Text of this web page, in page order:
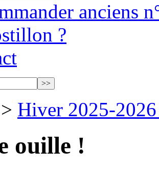
anciens
?
> Hiver 2025-
ouille !